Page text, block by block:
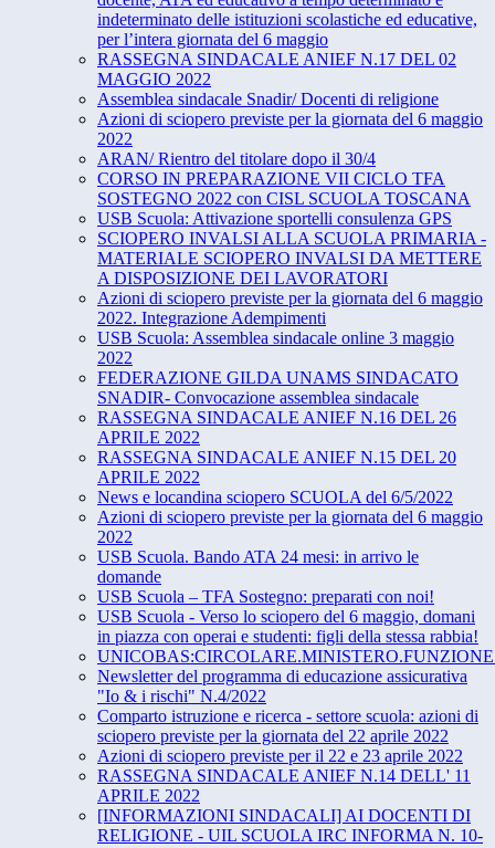
indeterminato delle istituzioni scolastiche ed educative,
per l’intera giornata del 6 maggio
RASSEGNA SINDACALE ANIEF N.17 DEL 02
MAGGIO 2022
Assemblea sindacale Snadir/ Docenti di religione
Azioni di sciopero previste per la giornata del 6 maggio
2022
ARAN/ Rientro del titolare dopo il 30/4
CORSO IN PREPARAZIONE VII CICLO TFA
SOSTEGNO 2022 con CISL SCUOLA TOSCANA
USB Scuola: Attivazione sportelli consulenza GPS
SCIOPERO INVALSI ALLA SCUOLA PRIMARIA -
MATERIALE SCIOPERO INVALSI DA METTERE
A DISPOSIZIONE DEI LAVORATORI
Azioni di sciopero previste per la giornata del 6 maggio
2022. Integrazione Adempimenti
USB Scuola: Assemblea sindacale online 3 maggio
2022
FEDERAZIONE GILDA UNAMS SINDACATO
SNADIR- Convocazione assemblea sindacale
RASSEGNA SINDACALE ANIEF N.16 DEL 26
APRILE 2022
RASSEGNA SINDACALE ANIEF N.15 DEL 20
APRILE 2022
News e locandina sciopero SCUOLA del 6/5/2022
Azioni di sciopero previste per la giornata del 6 maggio
2022
USB Scuola. Bando ATA 24 mesi: in arrivo le
domande
USB Scuola – TFA Sostegno: preparati con noi!
USB Scuola - Verso lo sciopero del 6 maggio, domani
in piazza con operai e studenti: figli della stessa rabbia!
Newsletter del programma di educazione assicurativa
"Io & i rischi" N.4/2022
Comparto istruzione e ricerca - settore scuola: azioni di
sciopero previste per la giornata del 22 aprile 2022
Azioni di sciopero previste per il 22 e 23 aprile 2022
RASSEGNA SINDACALE ANIEF N.14 DELL' 11
APRILE 2022
[INFORMAZIONI SINDACALI] AI DOCENTI DI
RELIGIONE - UIL SCUOLA IRC INFORMA N. 10-